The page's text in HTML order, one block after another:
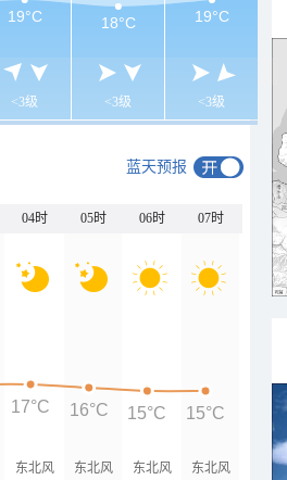
<3级 <3级 <3级
19°C 18°C 19°C
蓝天预报
04时 05时 06时 07时
东北风 东北风 东北风 东北风
17°C 16°C 15°C 15°C